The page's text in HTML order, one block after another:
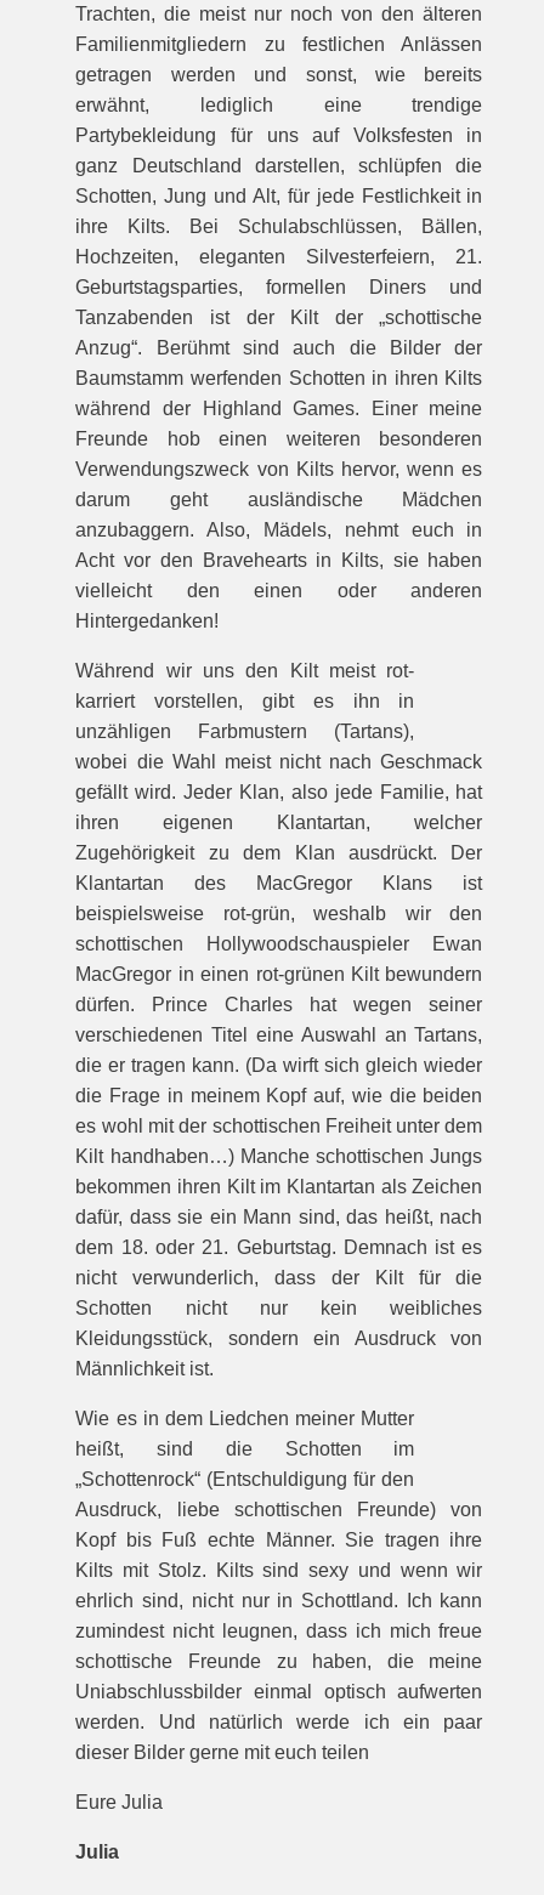
Trachten, die meist nur noch von den älteren
Familienmitgliedern zu festlichen Anlässen
getragen werden und sonst, wie bereits
erwähnt, lediglich eine trendige
Partybekleidung für uns auf Volksfesten in
ganz Deutschland darstellen, schlüpfen die
Schotten, Jung und Alt, für jede Festlichkeit in
ihre Kilts. Bei Schulabschlüssen, Bällen,
Hochzeiten, eleganten Silvesterfeiern, 21.
Geburtstagsparties, formellen Diners und
Tanzabenden ist der Kilt der „schottische
Anzug“. Berühmt sind auch die Bilder der
Baumstamm werfenden Schotten in ihren Kilts
während der Highland Games. Einer meine
Freunde hob einen weiteren besonderen
Verwendungszweck von Kilts hervor, wenn es
darum geht ausländische Mädchen
anzubaggern. Also, Mädels, nehmt euch in
Acht vor den Bravehearts in Kilts, sie haben
vielleicht den einen oder anderen
Hintergedanken!
Während wir uns den Kilt meist rot-
karriert vorstellen, gibt es ihn in
unzähligen Farbmustern (Tartans),
wobei die Wahl meist nicht nach Geschmack
gefällt wird. Jeder Klan, also jede Familie, hat
ihren eigenen Klantartan, welcher
Zugehörigkeit zu dem Klan ausdrückt. Der
Klantartan des MacGregor Klans ist
beispielsweise rot-grün, weshalb wir den
schottischen Hollywoodschauspieler Ewan
MacGregor in einen rot-grünen Kilt bewundern
dürfen. Prince Charles hat wegen seiner
verschiedenen Titel eine Auswahl an Tartans,
die er tragen kann. (Da wirft sich gleich wieder
die Frage in meinem Kopf auf, wie die beiden
es wohl mit der schottischen Freiheit unter dem
Kilt handhaben…) Manche schottischen Jungs
bekommen ihren Kilt im Klantartan als Zeichen
dafür, dass sie ein Mann sind, das heißt, nach
dem 18. oder 21. Geburtstag. Demnach ist es
nicht verwunderlich, dass der Kilt für die
Schotten nicht nur kein weibliches
Kleidungsstück, sondern ein Ausdruck von
Männlichkeit ist.
Wie es in dem Liedchen meiner Mutter
heißt, sind die Schotten im
„Schottenrock“ (Entschuldigung für den
Ausdruck, liebe schottischen Freunde) von
Kopf bis Fuß echte Männer. Sie tragen ihre
Kilts mit Stolz. Kilts sind sexy und wenn wir
ehrlich sind, nicht nur in Schottland. Ich kann
zumindest nicht leugnen, dass ich mich freue
schottische Freunde zu haben, die meine
Uniabschlussbilder einmal optisch aufwerten
werden. Und natürlich werde ich ein paar
dieser Bilder gerne mit euch teilen
Eure Julia
Julia